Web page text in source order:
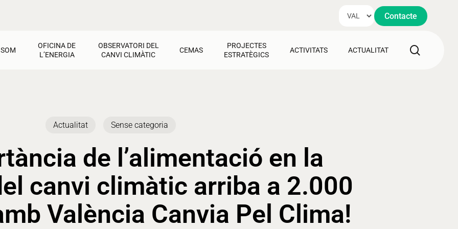
Contacte
OFICINA DE
L’ENERGIA
Estalvi i rehabilitació
Ajudes i materials
OBSERVATORI DEL
CANVI CLIMÀTIC
Recursos i materials
CEMAS
PROJECTES
ESTRATÈGICS
ACTIVITATS ACTUALITAT
Actualitat Sense categoria
de l’alimentació en la
canvi climàtic arriba a 2.000
València Canvia Pel Clima!